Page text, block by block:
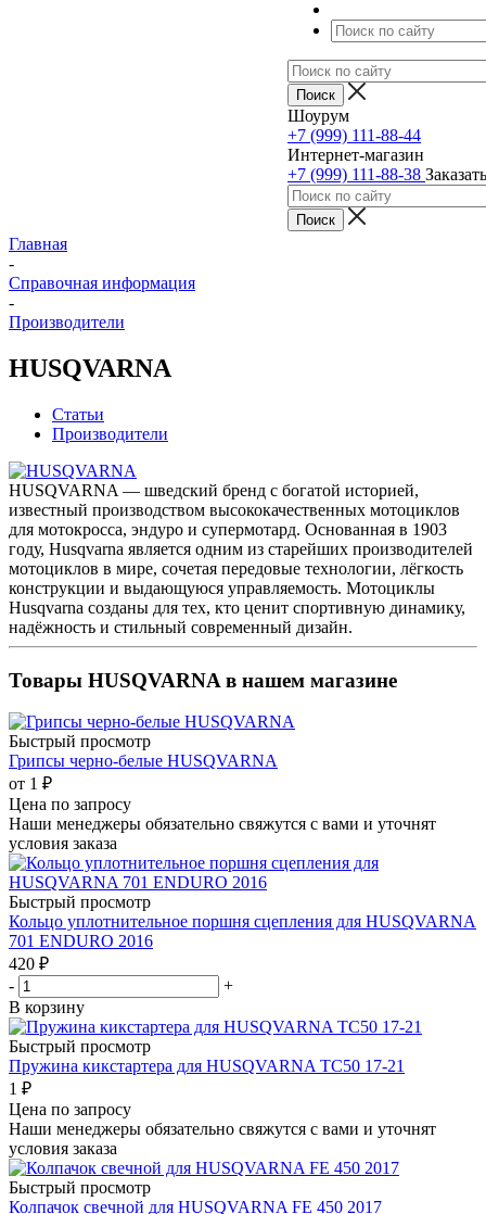
Шоурум
+7 (999) 111-88-44
Интернет-магазин
+7 (999) 111-88-38
Главная
-
Справочная информация
-
Производители
HUSQVARNA
Статьи
Производители
HUSQVARNA — шведский бренд с богатой историей,
известный производством высококачественных мотоциклов
для мотокросса, эндуро и супермотард. Основанная в 1903
году, Husqvarna является одним из старейших производителей
мотоциклов в мире, сочетая передовые технологии, лёгкость
конструкции и выдающуюся управляемость. Мотоциклы
Husqvarna созданы для тех, кто ценит спортивную динамику,
надёжность и стильный современный дизайн.
Товары HUSQVARNA в нашем магазине
Быстрый просмотр
Грипсы черно-белые HUSQVARNA
от 1 ₽
Цена по запросу
Наши менеджеры обязательно свяжутся с вами и уточнят
условия заказа
Быстрый просмотр
Кольцо уплотнительное поршня сцепления для HUSQVARNA
701 ENDURO 2016
420 ₽
-
+
В корзину
Быстрый просмотр
Пружина кикстартера для HUSQVARNA TC50 17-21
1 ₽
Цена по запросу
Наши менеджеры обязательно свяжутся с вами и уточнят
условия заказа
Быстрый просмотр
Колпачок свечной для HUSQVARNA FE 450 2017